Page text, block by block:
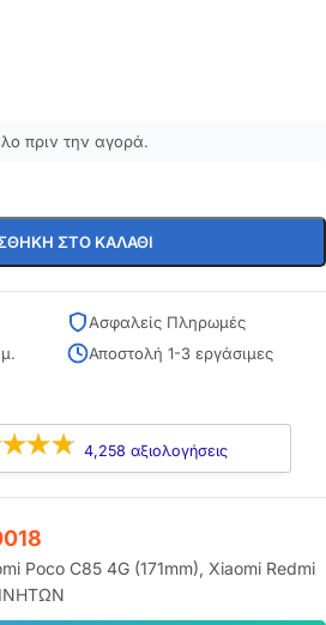
πριν την αγορά.
ΣΤΟ ΚΑΛΆΘΙ
Ασφαλείς Πληρωμές
Αποστολή 1-3 εργάσιμες
4,258 αξιολογήσεις
Poco C85 4G (171mm), Xiaomi Redmi